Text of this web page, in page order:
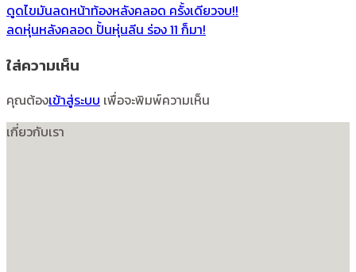
ดูดไขมันลดหน้าท้องหลังคลอด ครั้งเดียวจบ!!
ลดหุ่นหลังคลอด ปั้นหุ่นลีน ร่อง 11 ก็มา!
ใส่ความเห็น
คุณต้องเข้าสู่ระบบ เพื่อจะพิมพ์ความเห็น
เกี่ยวกับเรา